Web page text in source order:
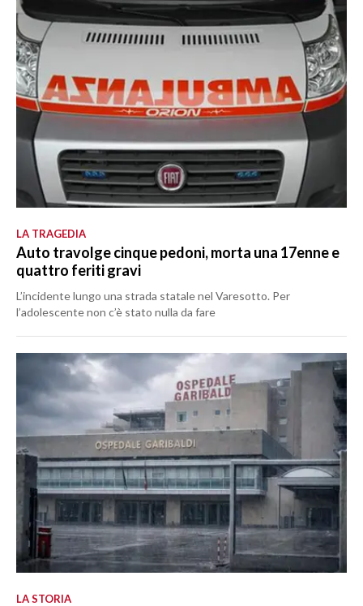
LA TRAGEDIA
Auto travolge cinque pedoni, morta una 17enne e
quattro feriti gravi
L’incidente lungo una strada statale nel Varesotto. Per
l’adolescente non c’è stato nulla da fare
LA STORIA